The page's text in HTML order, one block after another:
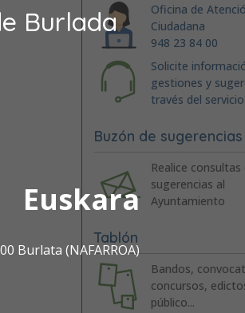
Burlada
Euskara
Burlata (NAFARROA)
Oficina de
Ciudadana
948 23 84 00
Solicite
gestiones y
través del
Buzón de sugerencias
Realice consultas
sugerencias al
Ayuntamiento
Tablón
Bandos,
concursos,
público...